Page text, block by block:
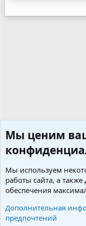
Пользователи
Cookies Charm by
Мы ценим
Мы используем
работы сайта, а
обеспечения
Дополнительная
предпочтений